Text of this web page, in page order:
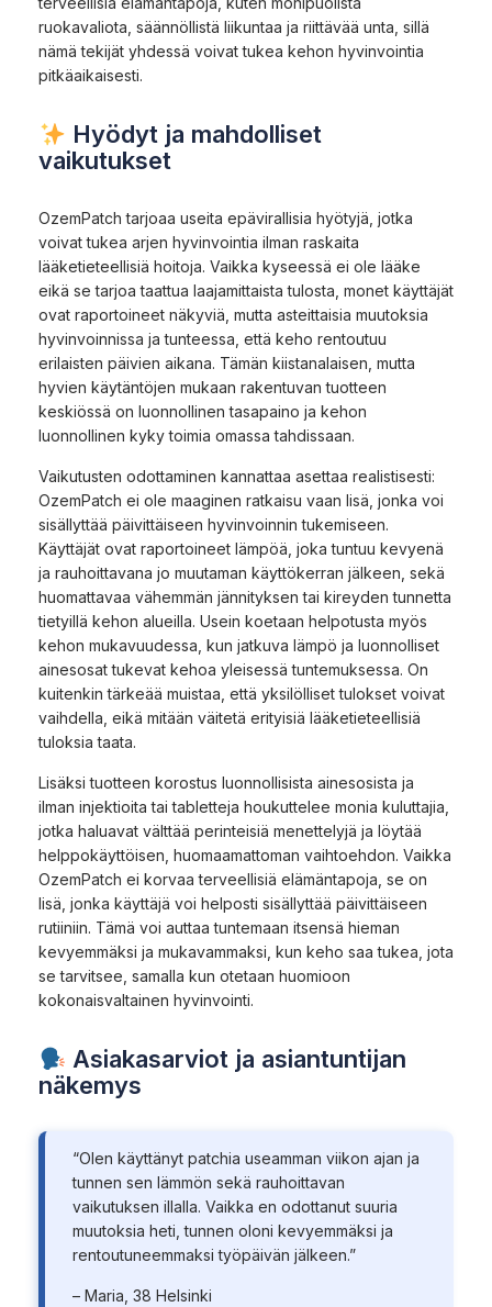
ruokavaliota, säännöllistä liikuntaa ja riittävää unta, sillä
nämä tekijät yhdessä voivat tukea kehon hyvinvointia
pitkäaikaisesti.
Hyödyt ja mahdolliset
vaikutukset
OzemPatch tarjoaa useita epävirallisia hyötyjä, jotka
voivat tukea arjen hyvinvointia ilman raskaita
lääketieteellisiä hoitoja. Vaikka kyseessä ei ole lääke
eikä se tarjoa taattua laajamittaista tulosta, monet käyttäjät
ovat raportoineet näkyviä, mutta asteittaisia muutoksia
hyvinvoinnissa ja tunteessa, että keho rentoutuu
erilaisten päivien aikana. Tämän kiistanalaisen, mutta
hyvien käytäntöjen mukaan rakentuvan tuotteen
keskiössä on luonnollinen tasapaino ja kehon
luonnollinen kyky toimia omassa tahdissaan.
Vaikutusten odottaminen kannattaa asettaa realistisesti:
OzemPatch ei ole maaginen ratkaisu vaan lisä, jonka voi
sisällyttää päivittäiseen hyvinvoinnin tukemiseen.
Käyttäjät ovat raportoineet lämpöä, joka tuntuu kevyenä
ja rauhoittavana jo muutaman käyttökerran jälkeen, sekä
huomattavaa vähemmän jännityksen tai kireyden tunnetta
tietyillä kehon alueilla. Usein koetaan helpotusta myös
kehon mukavuudessa, kun jatkuva lämpö ja luonnolliset
ainesosat tukevat kehoa yleisessä tuntemuksessa. On
kuitenkin tärkeää muistaa, että yksilölliset tulokset voivat
vaihdella, eikä mitään väitetä erityisiä lääketieteellisiä
tuloksia taata.
Lisäksi tuotteen korostus luonnollisista ainesosista ja
ilman injektioita tai tabletteja houkuttelee monia kuluttajia,
jotka haluavat välttää perinteisiä menettelyjä ja löytää
helppokäyttöisen, huomaamattoman vaihtoehdon. Vaikka
OzemPatch ei korvaa terveellisiä elämäntapoja, se on
lisä, jonka käyttäjä voi helposti sisällyttää päivittäiseen
rutiiniin. Tämä voi auttaa tuntemaan itsensä hieman
kevyemmäksi ja mukavammaksi, kun keho saa tukea, jota
se tarvitsee, samalla kun otetaan huomioon
kokonaisvaltainen hyvinvointi.
Asiakasarviot ja asiantuntijan
näkemys
“Olen käyttänyt patchia useamman viikon ajan ja
tunnen sen lämmön sekä rauhoittavan
vaikutuksen illalla. Vaikka en odottanut suuria
muutoksia heti, tunnen oloni kevyemmäksi ja
rentoutuneemmaksi työpäivän jälkeen.”
– Maria, 38 Helsinki